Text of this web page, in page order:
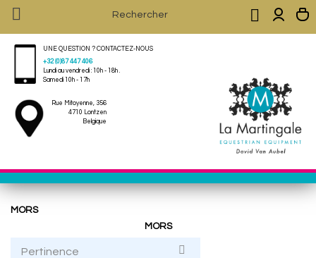
 
UNE QUESTION ? CONTACTEZ-NOUS
+32 (0)87 447 406
Lundi au vendredi : 10h - 18h .
Samedi 10h - 17h
Rue Mitoyenne, 356
4710 Lontzen
Belgique
MORS
MORS
Pertinence 